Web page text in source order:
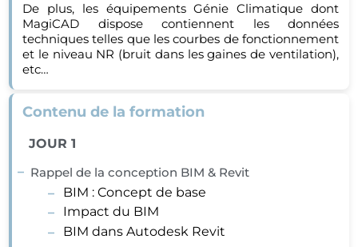
De plus, les équipements Génie Climatique dont
MagiCAD dispose contiennent les données
techniques telles que les courbes de fonctionnement
et le niveau NR (bruit dans les gaines de ventilation),
etc…
Contenu de la formation
JOUR 1
Rappel de la conception BIM & Revit
BIM : Concept de base
Impact du BIM
BIM dans Autodesk Revit